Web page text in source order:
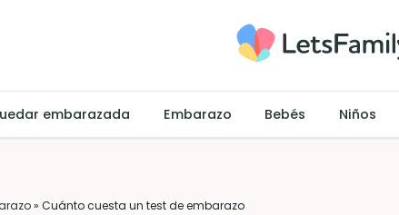
embarazada Embarazo Bebés Niños
» Cuánto cuesta un test de embarazo